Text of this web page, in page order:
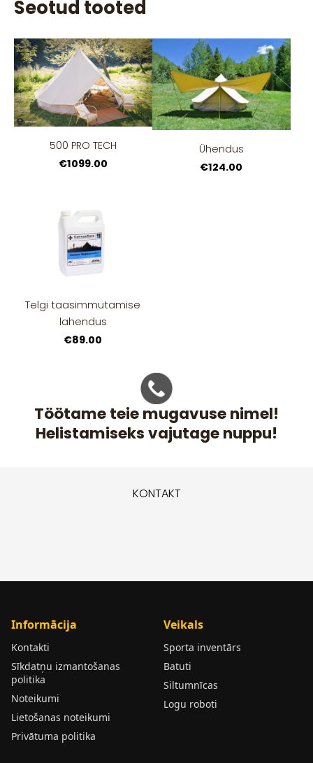
Töötame teie mugavuse nimel!
Helistamiseks vajutage nuppu!
Seotud tooted
500 PRO TECH
€1099.00
Ühendus
€124.00
Telgi taasimmutamise
lahendus
€89.00
KONTAKT
Informācija
Kontakti
Sīkdatņu izmantošanas
politika
Noteikumi
Lietošanas noteikumi
Privātuma politika
Veikals
Sporta inventārs
Batuti
Siltumnīcas
Logu roboti